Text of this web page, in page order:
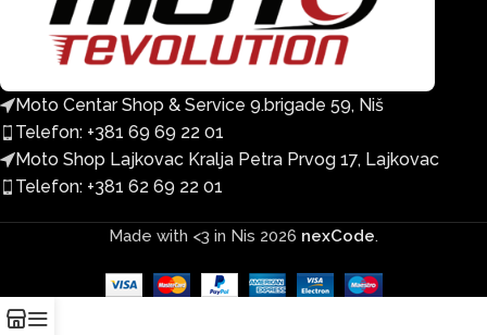
Moto Centar Shop & Service 9.brigade 59, Niš
Telefon: +381 69 69 22 01
Moto Shop Lajkovac Kralja Petra Prvog 17, Lajkovac
Telefon: +381 62 69 22 01
Made with <3 in Nis 2026 nexCode.